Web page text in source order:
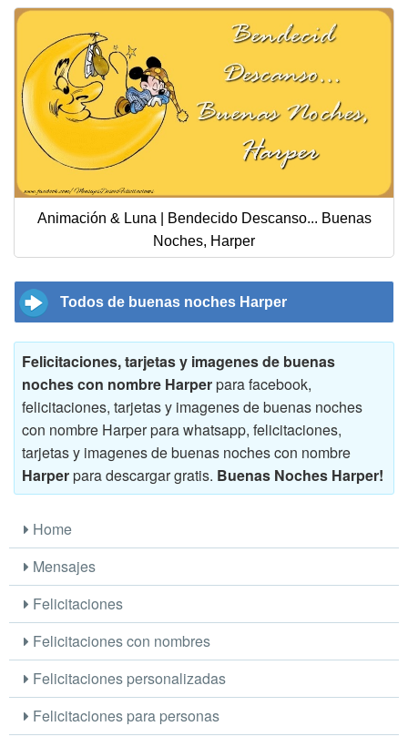
Animación & Luna | Bendecido Descanso... Buenas
Noches, Harper
Todos de buenas noches Harper
Felicitaciones, tarjetas y imagenes de buenas
noches con nombre Harperpara facebook,
felicitaciones, tarjetas y imagenes de buenas noches
con nombre Harper para whatsapp, felicitaciones,
tarjetas y imagenes de buenas noches con nombre
Harperpara descargar gratis. Buenas Noches Harper!
Home
Mensajes
Felicitaciones
Felicitaciones con nombres
Felicitaciones personalizadas
Felicitaciones para personas